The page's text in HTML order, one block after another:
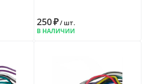
250₽/ шт.
В НАЛИЧИИ